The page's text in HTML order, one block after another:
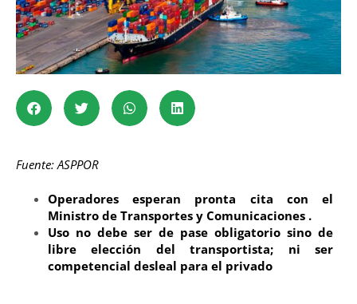
Fuente: ASPPOR
Operadores esperan pronta cita con el
Ministro de Transportes y Comunicaciones .
Uso no debe ser de pase obligatorio sino de
libre elección del transportista; ni ser
competencial desleal para el privado